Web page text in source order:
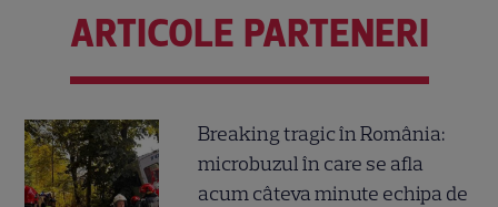
ARTICOLE PARTENERI
Breaking tragic în România:
microbuzul în care se afla
acum câteva minute echipa de